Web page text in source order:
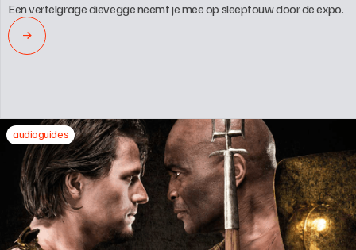
Een vertelgrage dievegge neemt je mee op sleeptouw door de expo.
→
audioguides